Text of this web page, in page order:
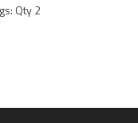
Qty 2